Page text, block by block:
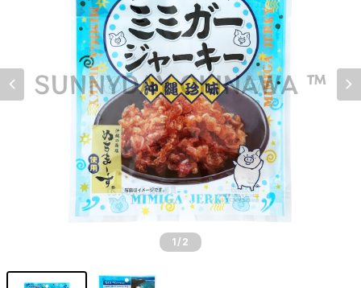
1 /2